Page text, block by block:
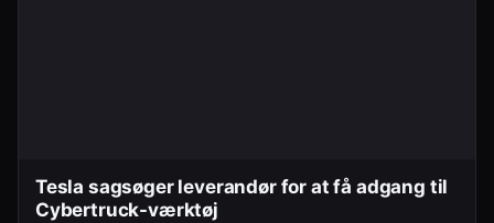
Tesla sagsøger leverandør for at få adgang til
Cybertruck-værktøj